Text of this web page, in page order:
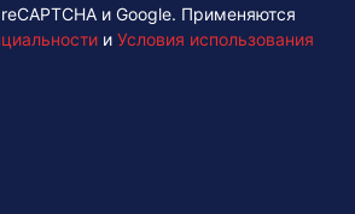
и Google. Применяются
и Условия использования